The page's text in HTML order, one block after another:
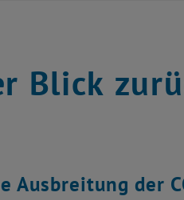
Blick
Ausbreitung der